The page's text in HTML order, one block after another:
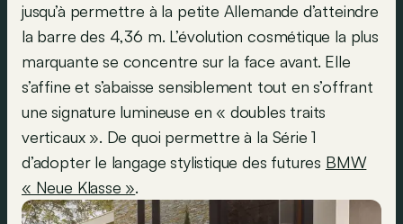
jusqu’à permettre à la petite Allemande d’atteindre
la barre des 4,36 m. L’évolution cosmétique la plus
marquante se concentre sur la face avant. Elle
s’affine et s’abaisse sensiblement tout en s’offrant
une signature lumineuse en « doubles traits
verticaux ». De quoi permettre à la Série 1
d’adopter le langage stylistique des futures BMW
« Neue Klasse ».